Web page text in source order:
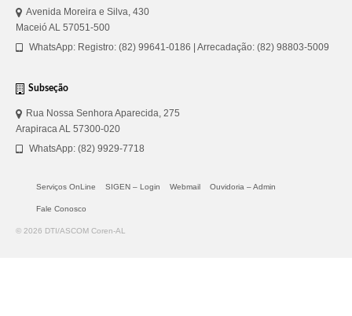
Avenida Moreira e Silva, 430
Maceió AL 57051-500
WhatsApp: Registro: (82) 99641-0186 | Arrecadação: (82) 98803-5009
Subseção
Rua Nossa Senhora Aparecida, 275
Arapiraca AL 57300-020
WhatsApp: (82) 9929-7718
Serviços OnLine SIGEN – Login Webmail Ouvidoria – Admin
Fale Conosco
© 2026 DTI/ASCOM Coren-AL